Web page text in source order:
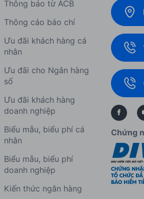
Thông báo từ ACB
Thông cáo báo chí
Ưu đãi khách hàng cá
nhân
Ưu đãi cho Ngân hàng
số
Ưu đãi khách hàng
doanh nghiệp
Biểu mẫu, biểu phí cá
nhân
Biểu mẫu, biểu phí
doanh nghiệp
Kiến thức ngân hàng
Chứng